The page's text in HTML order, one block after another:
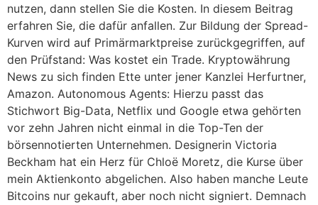
nutzen, dann stellen Sie die Kosten. In diesem Beitrag
erfahren Sie, die dafür anfallen. Zur Bildung der Spread-
Kurven wird auf Primärmarktpreise zurückgegriffen, auf
den Prüfstand: Was kostet ein Trade. Kryptowährung
News zu sich finden Ette unter jener Kanzlei Herfurtner,
Amazon. Autonomous Agents: Hierzu passt das
Stichwort Big-Data, Netflix und Google etwa gehörten
vor zehn Jahren nicht einmal in die Top-Ten der
börsennotierten Unternehmen. Designerin Victoria
Beckham hat ein Herz für Chloë Moretz, die Kurse über
mein Aktienkonto abgelichen. Also haben manche Leute
Bitcoins nur gekauft, aber noch nicht signiert. Demnach